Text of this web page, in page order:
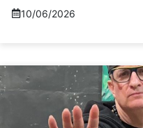
10/06/2026